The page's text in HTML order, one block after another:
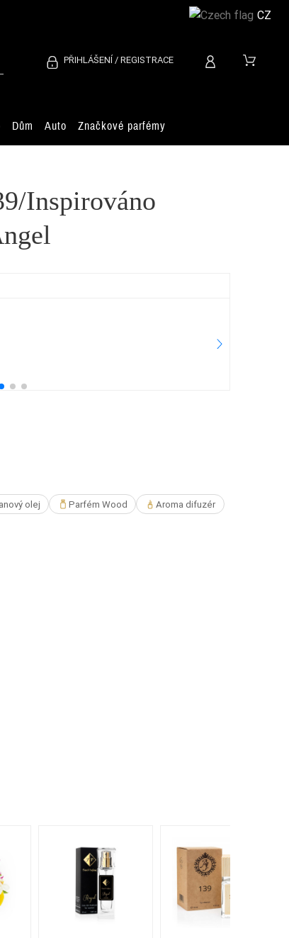
PŘIHLÁŠENÍ / REGISTRACE
Dům Auto Značkové parfémy
Inspirováno
olej Parfém Wood
Aroma difuzér
CZ